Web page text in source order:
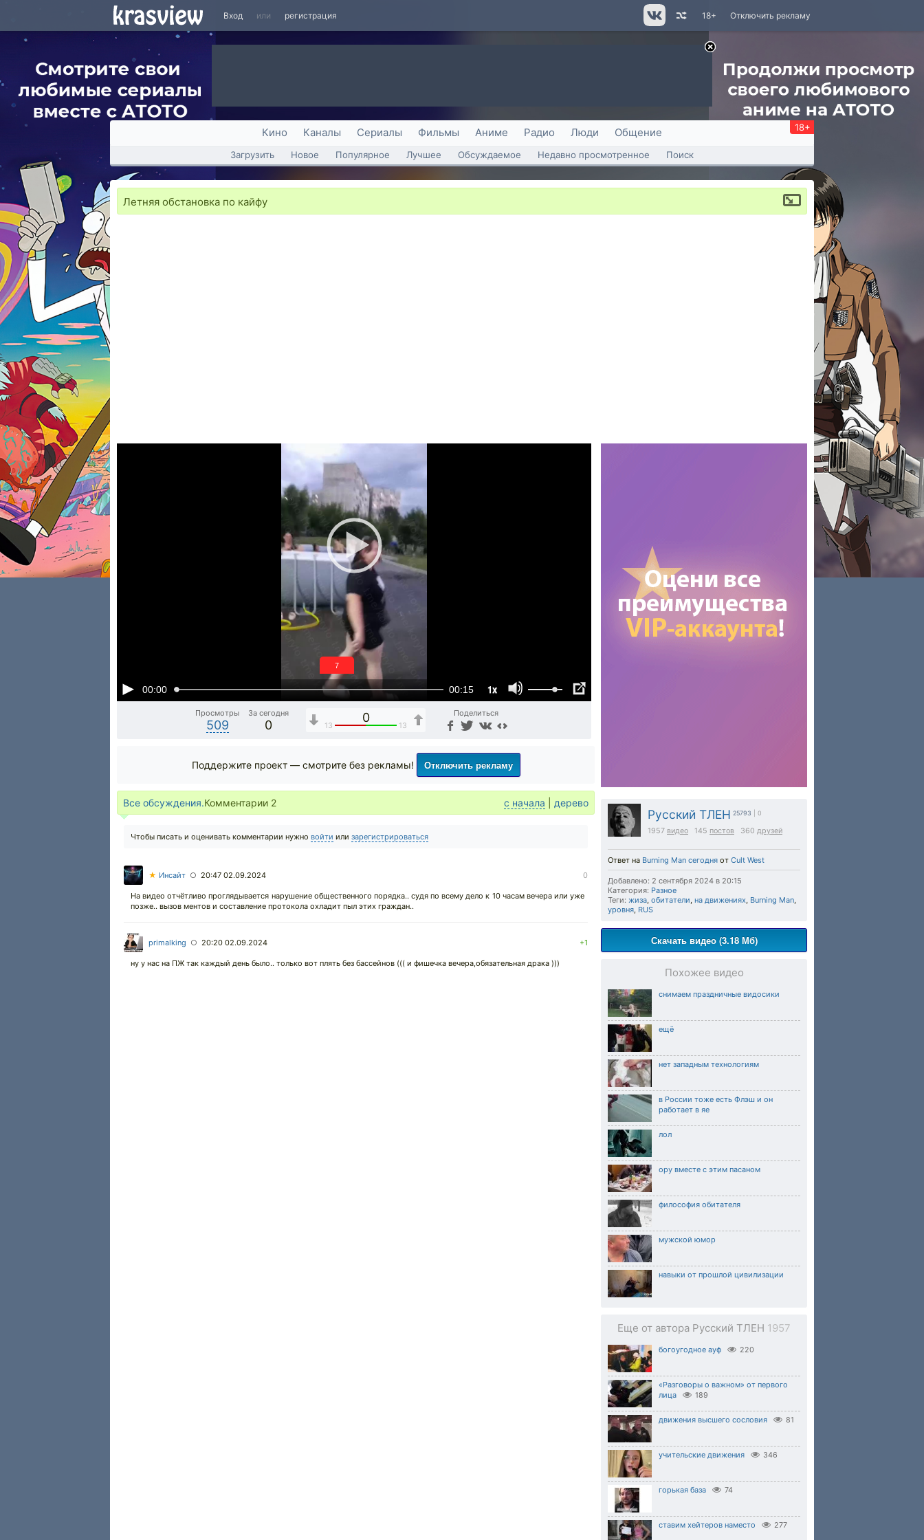
Вход или регистрация Отключить рекламу
18+
Кино Каналы Сериалы Фильмы Аниме Радио Люди Общение 18+
Загрузить Новое Популярное Лучшее Обсуждаемое Недавно просмотренное Поиск
Летняя обстановка по кайфу
00:00 00:15 1x
6
Просмотры
509
За сегодня
0
0
13 13
Поделиться
Русский ТЛЕН 25793 | 0
1957 видео 145 постов 360 друзей
Ответ на Burning Man сегодня от Cult West
Добавлено: 2 сентября 2024 в 20:15
Категория: Разное
Теги: жиза, обитатели, на движениях, Burning Man,
уровня, RUS
Скачать видео (3.18 Мб)
Похожее видео
снимаем праздничные видосики
ещё
нет западным технологиям
в России тоже есть Флэш и он
работает в яе
лол
ору вместе с этим пасаном
философия обитателя
мужской юмор
навыки от прошлой цивилизации
Еще от автора Русский ТЛЕН 1957
богоугодное ауф 220
«Разговоры о важном» от первого
лица
189
движения высшего сословия 81
учительские движения 346
горькая база 74
ставим хейтеров наместо 277
Поддержите проект — смотрите без рекламы! Отключить рекламу
Все обсуждения.Комментарии 2 с начала дерево
Чтобы писать и оценивать комментарии нужно войти или зарегистрироваться
★ Инсайт ○ 20:47 02.09.2024 0
На видео отчётливо проглядывается нарушение общественного порядка.. судя по всему дело к 10 часам вечера или уже
позже.. вызов ментов и составление протокола охладит пыл этих граждан..
primalking ○ 20:20 02.09.2024 +1
ну у нас на ПЖ так каждый день было.. только вот плять без бассейнов ((( и фишечка вечера,обязательная драка )))